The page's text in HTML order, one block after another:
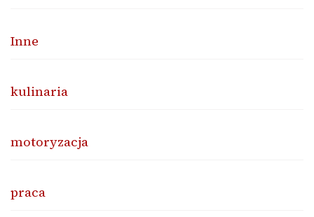
Inne
kulinaria
motoryzacja
praca